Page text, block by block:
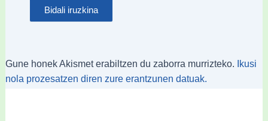
Gune honek Akismet erabiltzen du zaborra murrizteko.
Ikusi
nola prozesatzen diren zure erantzunen datuak.